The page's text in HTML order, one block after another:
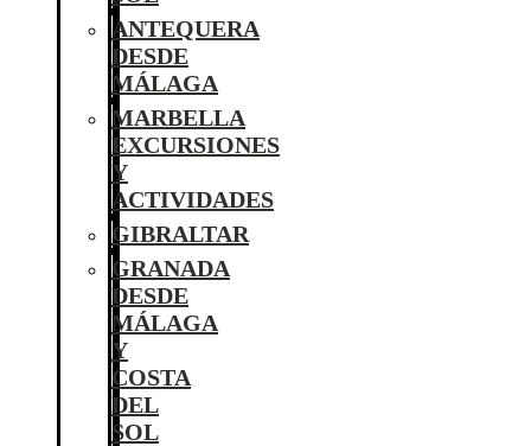
ANTEQUERA
DESDE
MÁLAGA
MARBELLA
EXCURSIONES
Y
ACTIVIDADES
GIBRALTAR
GRANADA
DESDE
MÁLAGA
Y
COSTA
DEL
SOL